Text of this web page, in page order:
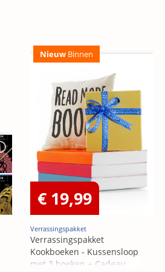
Nieuw Binnen
€ 19,99
Verrassingspakket
Verrassingspakket
Kookboeken - Kussensloop
met 3 boeken + Cadeau